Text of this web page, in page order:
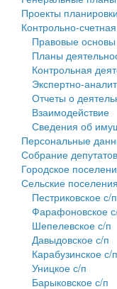
Собрание
Городское
Сельские
Проекты
Контрольно-
Правовые основы
Планы
Контрольная
Экспертно-
Отчеты о
Взаимодействие
Сведения об
Персональные
Собрание депутатов
Городское
Сельские поселения
Пестриковское с/п
Фарафоновское
Шепелевское с/п
Давыдовское с/п
Карабузинское с/п
Уницкое с/п
Барыковское с/п